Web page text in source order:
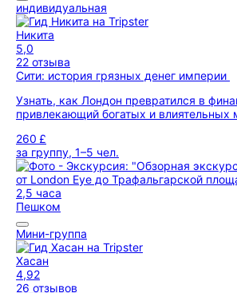
индивидуальная
Никита
5,0
22 отзыва
Сити: история грязных денег империи
Узнать, как Лондон превратился в
привлекающий богатых и влиятельных
260 £
за группу, 1–5 чел.
2,5 часа
Пешком
Мини-группа
Хасан
4,92
26 отзывов